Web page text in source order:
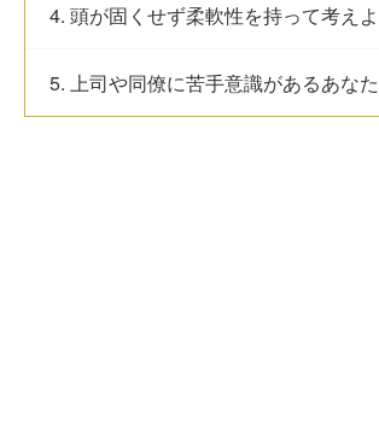
4. 頭が固くせず柔軟性を持って考え
5. 上司や同僚に苦手意識があるあな